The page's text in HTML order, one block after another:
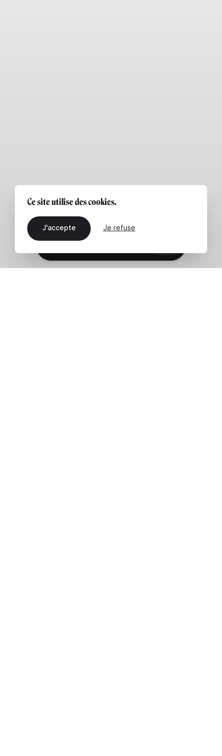
Ce site utilise des cookies.
J'accepte Je refuse